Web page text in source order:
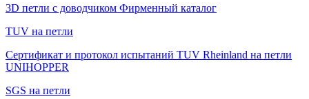
3D петли с доводчиком Фирменный каталог
TUV на петли
Сертификат и протокол испытаний TUV Rheinland на петли
UNIHOPPER
SGS на петли